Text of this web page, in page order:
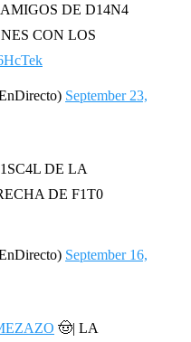
DE D14N4
CON LOS
September 23,
DE LA
DE F1T0
September 16,
🤠| LA